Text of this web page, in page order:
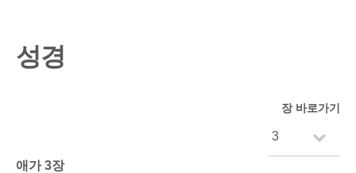
성경
장 바로가기
애가 3장